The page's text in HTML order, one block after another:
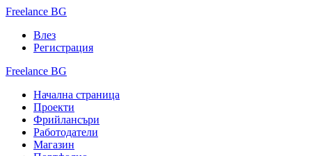
Freelance BG
Влез
Регистрация
Freelance BG
Начална страница
Проекти
Фрийлансъри
Работодатели
Магазин